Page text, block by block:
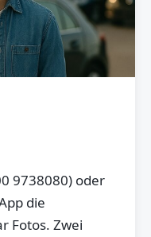
9738080) oder
die
Fotos. Zwei